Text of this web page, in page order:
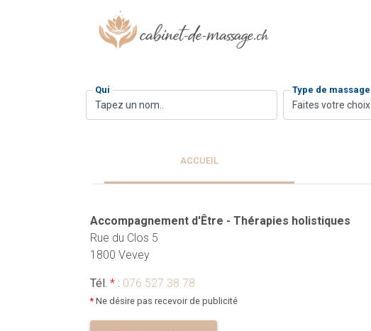
Qui Type de massage
Faites votre choix..
ACCUEIL
Accompagnement d'Être - Thérapies holistiques
Rue du Clos 5
1800 Vevey
Tél. *: 076 527 38 78
*Ne désire pas recevoir de publicité